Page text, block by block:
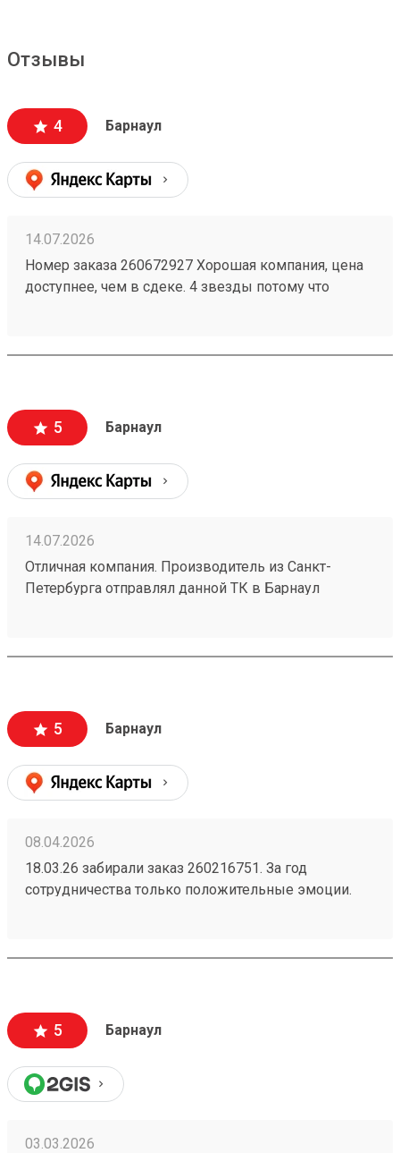
Отзывы
4 Барнаул
14.07.2026
Номер заказа 260672927 Хорошая компания, цена
доступнее, чем в сдеке. 4 звезды потому что
5 Барнаул
14.07.2026
Отличная компания. Производитель из Санкт-
Петербурга отправлял данной ТК в Барнаул
заказа №260626919. Пришли за неделю до адреса
стоимости. Упаковано надежно - товар обшит
деревянным щитом. Есть приложение и сайт, что
дальше. Жду заказ по доставке радиаторов из
Новосибирска.
5 Барнаул
08.04.2026
18.03.26 забирали заказ 260216751. За год
сотрудничества только положительные эмоции.
5 Барнаул
03.03.2026